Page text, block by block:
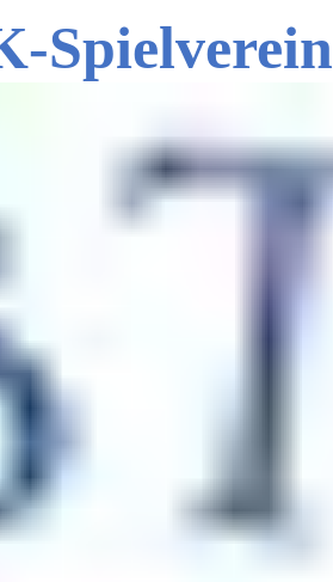
Spielverein